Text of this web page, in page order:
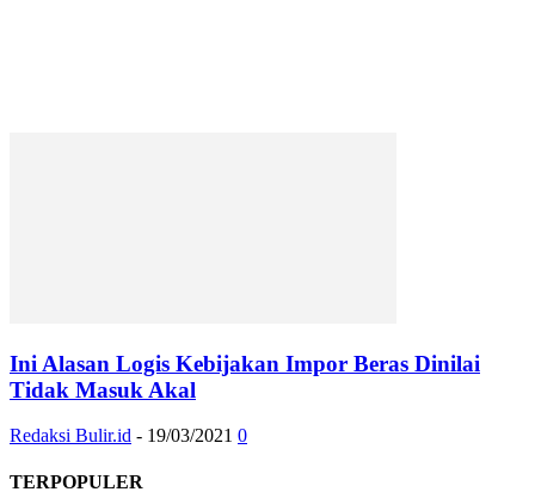
Ini Alasan Logis Kebijakan Impor Beras Dinilai
Tidak Masuk Akal
Redaksi Bulir.id - 19/03/2021 0
TERPOPULER